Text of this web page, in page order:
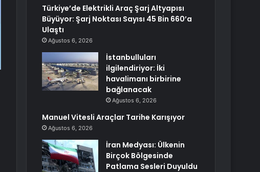
Türkiye’de Elektrikli Araç Şarj Altyapısı
Büyüyor: Şarj Noktası Sayısı 45 Bin 660’a
Ulaştı
Ağustos 6, 2026
İstanbulluları
ilgilendiriyor: İki
havalimanı birbirine
bağlanacak
Ağustos 6, 2026
Manuel Vitesli Araçlar Tarihe Karışıyor
Ağustos 6, 2026
İran Medyası: Ülkenin
Birçok Bölgesinde
Patlama Sesleri Duyuldu